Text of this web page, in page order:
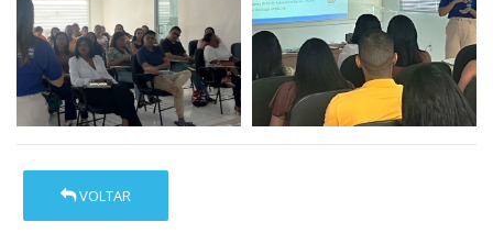
VOLTAR